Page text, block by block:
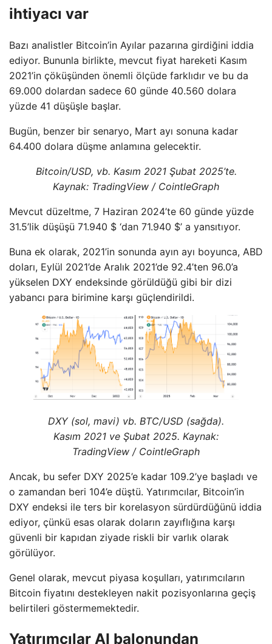
ihtiyacı var
Bazı analistler Bitcoin’in Ayılar pazarına girdiğini iddia
ediyor. Bununla birlikte, mevcut fiyat hareketi Kasım
2021’in çöküşünden önemli ölçüde farklıdır ve bu da
69.000 dolardan sadece 60 günde 40.560 dolara
yüzde 41 düşüşle başlar.
Bugün, benzer bir senaryo, Mart ayı sonuna kadar
64.400 dolara düşme anlamına gelecektir.
Bitcoin/USD, vb. Kasım 2021 Şubat 2025’te.
Kaynak: TradingView / CointleGraph
Mevcut düzeltme, 7 Haziran 2024’te 60 günde yüzde
31.5’lik düşüşü 71.940 $ ‘dan 71.940 $’ a yansıtıyor.
Buna ek olarak, 2021’in sonunda ayın ayı boyunca, ABD
doları, Eylül 2021’de Aralık 2021’de 92.4’ten 96.0’a
yükselen DXY endeksinde görüldüğü gibi bir dizi
yabancı para birimine karşı güçlendirildi.
DXY (sol, mavi) vb. BTC/USD (sağda).
Kasım 2021 ve Şubat 2025. Kaynak:
TradingView / CointleGraph
Ancak, bu sefer DXY 2025’e kadar 109.2’ye başladı ve
o zamandan beri 104’e düştü. Yatırımcılar, Bitcoin’in
DXY endeksi ile ters bir korelasyon sürdürdüğünü iddia
ediyor, çünkü esas olarak doların zayıflığına karşı
güvenli bir kapıdan ziyade riskli bir varlık olarak
görülüyor.
Genel olarak, mevcut piyasa koşulları, yatırımcıların
Bitcoin fiyatını destekleyen nakit pozisyonlarına geçiş
belirtileri göstermemektedir.
Yatırımcılar AI balonundan